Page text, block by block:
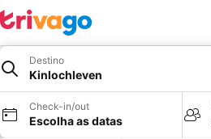
Destino
Kinlochleven
Check-in/out
Escolha as datas